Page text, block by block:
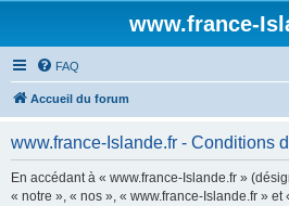
www.france-
FAQ
Accueil du forum
www.france-Islande.fr - Conditions
En accédant à « www.france-Islande.fr »
« notre », « nos », « www.france-Islande.fr » et